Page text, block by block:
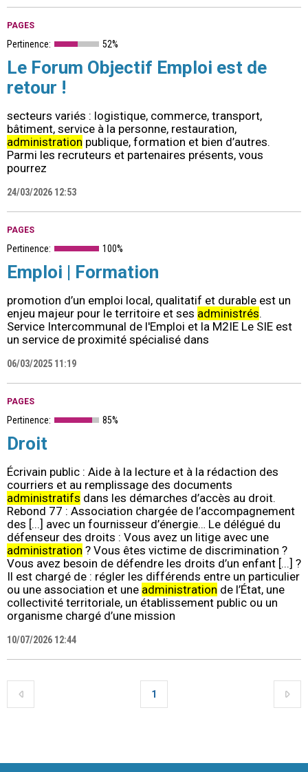
PAGES
Pertinence: 52%
Le Forum Objectif Emploi est de
retour !
secteurs variés : logistique, commerce, transport,
bâtiment, service à la personne, restauration,
administration publique, formation et bien d’autres.
Parmi les recruteurs et partenaires présents, vous
pourrez
24/03/2026 12:53
PAGES
Pertinence: 100%
Emploi | Formation
promotion d’un emploi local, qualitatif et durable est un
enjeu majeur pour le territoire et ses administrés.
Service Intercommunal de l'Emploi et la M2IE Le SIE est
un service de proximité spécialisé dans
06/03/2025 11:19
PAGES
Pertinence: 85%
Droit
Écrivain public : Aide à la lecture et à la rédaction des
courriers et au remplissage des documents
administratifs dans les démarches d’accès au droit.
Rebond 77 : Association chargée de l’accompagnement
des [...] avec un fournisseur d’énergie… Le délégué du
défenseur des droits : Vous avez un litige avec une
administration ? Vous êtes victime de discrimination ?
Vous avez besoin de défendre les droits d’un enfant [...] ?
Il est chargé de : régler les différends entre un particulier
ou une association et une administration de l’État, une
collectivité territoriale, un établissement public ou un
organisme chargé d’une mission
10/07/2026 12:44
1